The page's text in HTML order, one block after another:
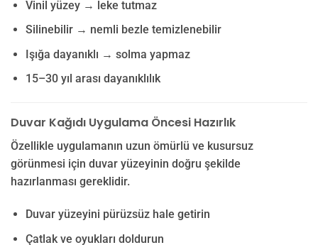
Vinil yüzey → leke tutmaz
Silinebilir → nemli bezle temizlenebilir
Işığa dayanıklı → solma yapmaz
15–30 yıl arası dayanıklılık
Duvar Kağıdı Uygulama Öncesi Hazırlık
Özellikle uygulamanın uzun ömürlü ve kusursuz
görünmesi için duvar yüzeyinin doğru şekilde
hazırlanması gereklidir.
Duvar yüzeyini pürüzsüz hale getirin
Çatlak ve oyukları doldurun